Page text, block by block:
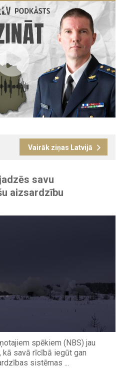
Vairāk ziņas Latvijā
savu
aizsardzību
spēkiem (NBS) jau
savā rīcībā iegūt gan
sistēmas ...